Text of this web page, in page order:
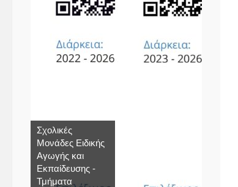
Σχολικές
Μονάδες Ειδικής
Αγωγής και
Εκπαίδευσης -
Τμήματα